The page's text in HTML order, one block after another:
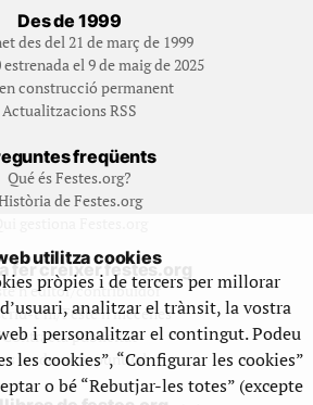
Des de 1999
des del 21 de març de 1999
el 9 de maig de 2025
construcció permanent
Actualitzacions RSS
freqüents
Qué és Festes.org?
de Festes.org
fer créixer festes.org
editor/contribuidor
t’hi/Feste’n mecenes
Contracta publicitat
un donatiu puntual
utilitza cookies
pròpies i de tercers per millorar
analitzar el trànsit, la vostra
i personalitzar el contingut. Podeu
les cookies”, “Configurar les cookies”
o bé “Rebutjar-les totes” (excepte